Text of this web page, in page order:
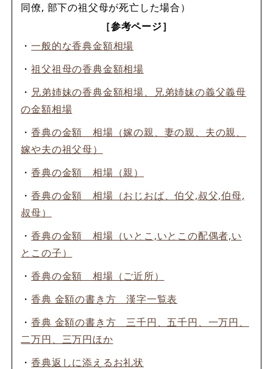
同僚, 部下の祖父母が死亡した場合）
［参考ページ］
・一般的な香典金額相場
・祖父祖母の香典金額相場
・ 兄弟姉妹の香典金額相場、兄弟姉妹の義父義母
の金額相場
・香典の金額 相場（嫁の親、妻の親、夫の親、
嫁や夫の祖父母）
・香典の金額 相場（親）
・香典の金額 相場（おじおば、伯父,叔父,伯母,
叔母）
・香典の金額 相場（いとこ,いとこの配偶者,い
とこの子）
・香典の金額 相場（ご近所）
・香典 金額の書き方 漢字一覧表
・香典 金額の書き方 三千円、五千円、一万円、
二万円、三万円ほか
・香典返しに添えるお礼状